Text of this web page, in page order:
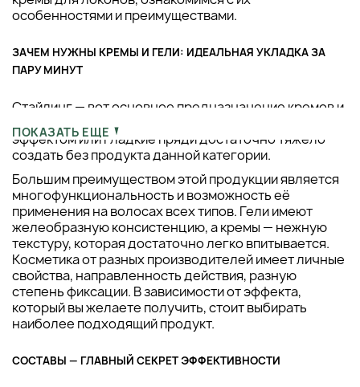
особенностями и преимуществами.
ЗАЧЕМ НУЖНЫ КРЕМЫ И ГЕЛИ: ИДЕАЛЬНАЯ УКЛАДКА ЗА
ПАРУ МИНУТ
Стайлинг — вот основное предназначение кремов и
гелей для волос. Пышные локоны, кудри с мокрым
эффектом или гладкие пряди достаточно тяжело
создать без продукта данной категории.
Большим преимуществом этой продукции является
многофункциональность и возможность её
применения на волосах всех типов. Гели имеют
желеобразную консистенцию, а кремы — нежную
текстуру, которая достаточно легко впитывается.
Косметика от разных производителей имеет личные
свойства, направленность действия, разную
степень фиксации. В зависимости от эффекта,
который вы желаете получить, стоит выбирать
наиболее подходящий продукт.
СОСТАВЫ — ГЛАВНЫЙ СЕКРЕТ ЭФФЕКТИВНОСТИ
ПОКАЗАТЬ ЕЩЕ